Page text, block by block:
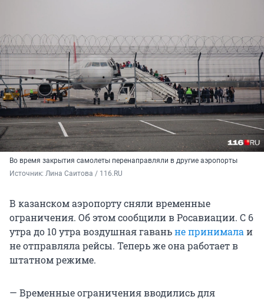
Во время закрытия самолеты перенаправляли в другие аэропорты
Источник: Лина Саитова / 116.RU
В казанском аэропорту сняли временные
ограничения. Об этом сообщили в Росавиации. С 6
утра до 10 утра воздушная гаваньне принималаи
не отправляла рейсы. Теперь же она работает в
штатном режиме.
— Временные ограничения вводились для